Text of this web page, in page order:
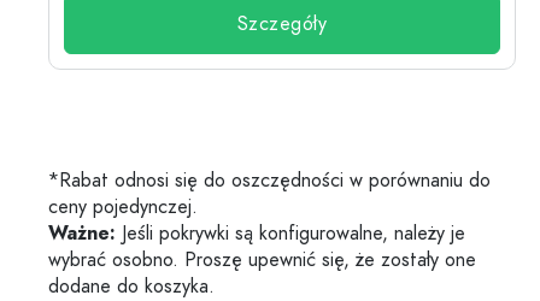
Szczegóły
*Rabat odnosi się do oszczędności w porównaniu do
ceny pojedynczej.
Ważne: Jeśli pokrywki są konfigurowalne, należy je
wybrać osobno. Proszę upewnić się, że zostały one
dodane do koszyka.